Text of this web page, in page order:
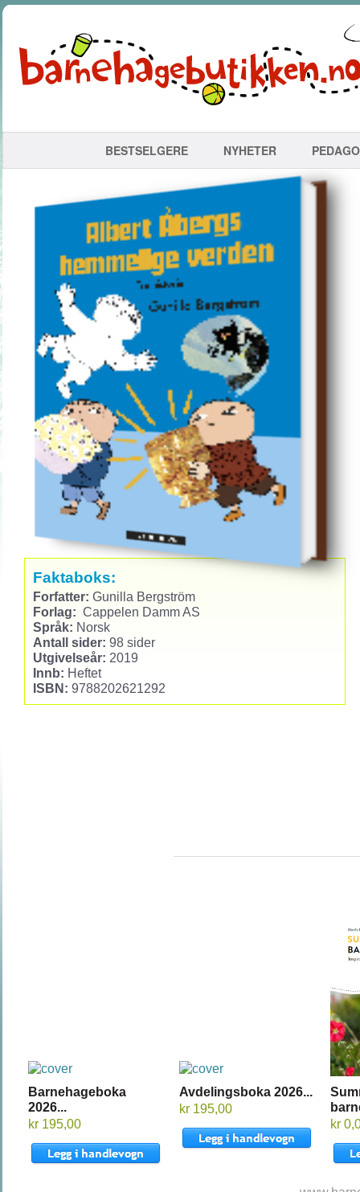
BESTSELGERE NYHETER
Faktaboks:
Forfatter: Gunilla Bergström
Forlag: Cappelen Damm AS
Språk: Norsk
Antall sider: 98 sider
Utgivelseår: 2019
Innb: Heftet
ISBN: 9788202621292
Barnehageboka
2026...
kr 195,00
Avdelingsboka 2026...
kr 195,00
kr